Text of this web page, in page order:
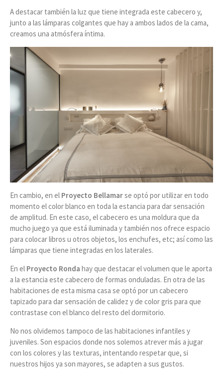
A destacar también la luz que tiene integrada este cabecero y,
junto a las lámparas colgantes que hay a ambos lados de la cama,
creamos una atmósfera íntima.
En cambio, en el Proyecto Bellamarse optó por utilizar en todo
momento el color blanco en toda la estancia para dar sensación
de amplitud. En este caso, el cabecero es una moldura que da
mucho juego ya que está iluminada y también nos ofrece espacio
para colocar libros u otros objetos, los enchufes, etc; así como las
lámparas que tiene integradas en los laterales.
En el Proyecto Ronda hay que destacar el volumen que le aporta
a la estancia este cabecero de formas onduladas. En otra de las
habitaciones de esta misma casa se optó por un cabecero
tapizado para dar sensación de calidez y de color gris para que
contrastase con el blanco del resto del dormitorio.
No nos olvidemos tampoco de las habitaciones infantiles y
juveniles. Son espacios donde nos solemos atrever más a jugar
con los colores y las texturas, intentando respetar que, si
nuestros hijos ya son mayores, se adapten a sus gustos.